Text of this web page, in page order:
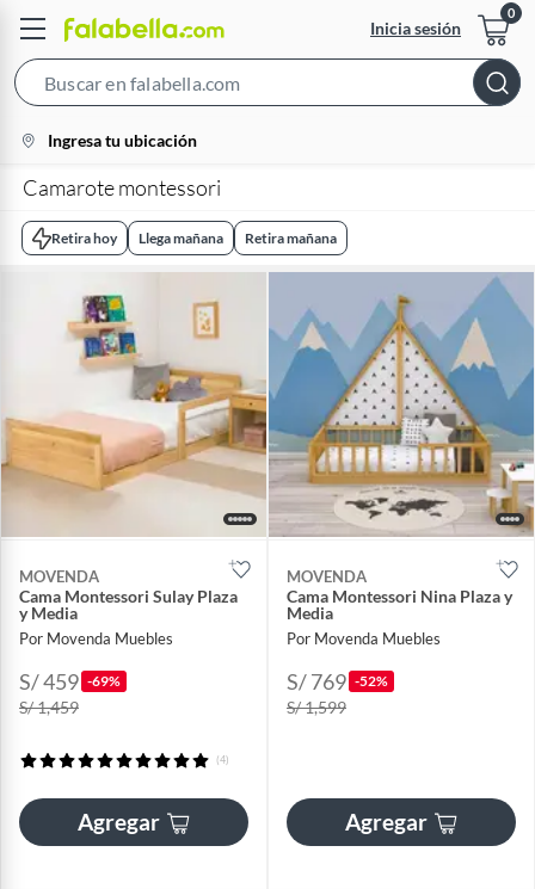
Inicia sesión
Bar
location-
icon
Ingresa tu ubicación
Camarote montessori
Retira hoy Llega mañana Retira mañana
MOVENDA
Cama Montessori Sulay Plaza
y Media
Por Movenda Muebles
S/ 459 -69%
S/ 1,459
(4)
Agregar
MOVENDA
Cama Montessori Nina Plaza y
Media
Por Movenda Muebles
S/ 769 -52%
S/ 1,599
Agregar